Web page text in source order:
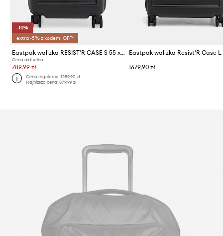
-10%
extra -5% z kodem: OFF*
Eastpak walizka RESIST'R CASE S 55 x 35 x 23
Cena aktualna:
789,99 zł
Cena regularna:1289,90 zł
Najniższa cena:879,99 zł
1679,90 zł